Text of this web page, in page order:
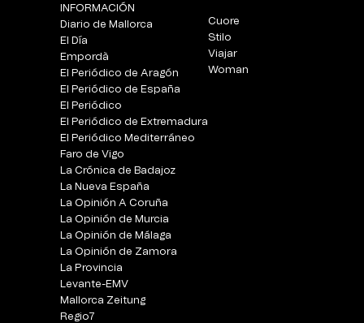
INFORMACIÓN
Diario de Mallorca
El Día
Empordà
El Periódico de Aragón
El Periódico de España
El Periódico
El Periódico de Extremadura
El Periódico Mediterráneo
Faro de Vigo
La Crónica de Badajoz
La Nueva España
La Opinión A Coruña
La Opinión de Murcia
La Opinión de Málaga
La Opinión de Zamora
La Provincia
Levante-EMV
Mallorca Zeitung
Regio7
Cuore
Stilo
Viajar
Woman